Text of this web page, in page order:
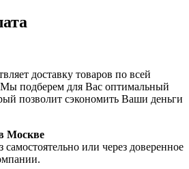
доставку товаров по всей
подберем для Вас оптимальный
позволит сэкономить Ваши деньги
Москве
самостоятельно или через доверенное